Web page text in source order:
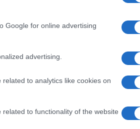
Google for online advertising
advertising.
to analytics like cookies on
to functionality of the website
specifico e
sono disponibili in
per arma e ritratto
protagonista del
R6 Share.